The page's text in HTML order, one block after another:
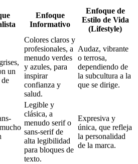
Enfoque
Informativo
Enfoque de
Estilo de Vida
(Lifestyle)
un
Colores claros y
profesionales, a
menudo verdes
y azules, para
inspirar
confianza y
salud.
Audaz, vibrante
o terrosa,
dependiendo de
la subcultura a la
que se dirige.
Legible y
clásica, a
menudo serif o
sans-serif de
alta legibilidad
para bloques de
texto.
Expresiva y
única, que refleja
la personalidad
de la marca.